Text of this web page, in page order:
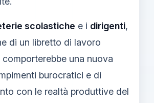
scolastiche e i dirigenti,
di un libretto di lavoro
una nuova
burocratici e di
con le realtà produttive del